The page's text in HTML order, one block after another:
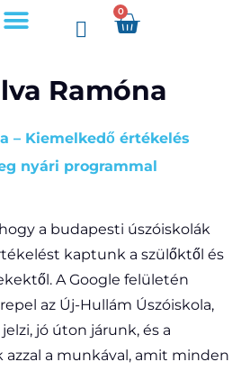
0
Ramóna
– Kiemelkedő értékelés
nyári programmal
a budapesti úszóiskolák
kaptunk a szülőktől és
A Google felületén
az Új-Hullám Úszóiskola,
jó úton járunk, és a
a munkával, amit minden